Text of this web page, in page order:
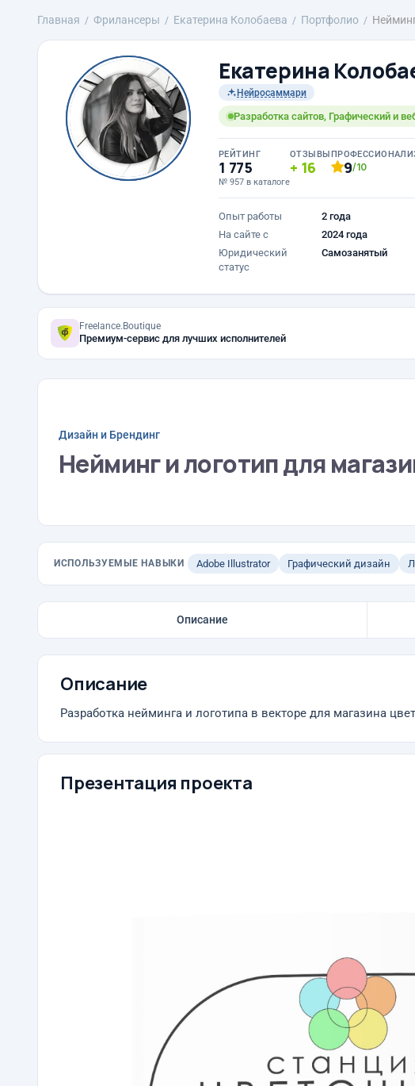
Главная Фрилансеры Екатерина Колобаева Портфолио
Екатерина
Нейросаммари
Разработка сайтов, Графический и
РЕЙТИНГ
1 775
№ 957 в каталоге
ОТЗЫВЫ
16 9/10
Опыт работы
2 года
На сайте с
2024 года
Юридический
статус
Самозанятый
Freelance.Boutique
Премиум-сервис для лучших исполнителей
Дизайн и Брендинг
Нейминг и логотип для
ИСПОЛЬЗУЕМЫЕ НАВЫКИ Adobe Illustrator Графический дизайн
Описание
Описание
Разработка нейминга и логотипа в векторе для магазина
Презентация проекта